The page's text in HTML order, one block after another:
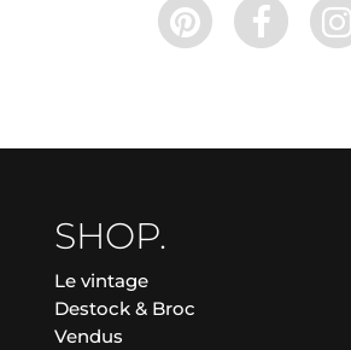
SHOP.
Le vintage
Destock & Broc
Vendus